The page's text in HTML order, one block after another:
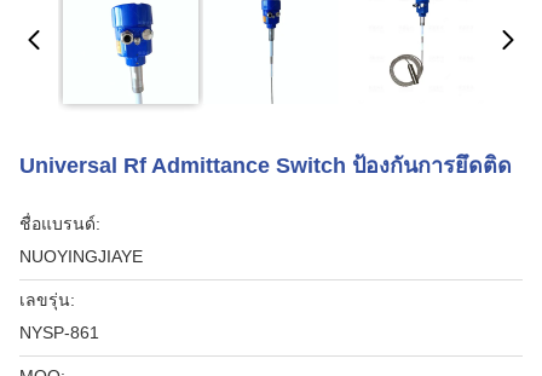
Universal Rf Admittance Switch ป้องกันการยึดติด
ชื่อแบรนด์:
NUOYINGJIAYE
เลขรุ่น:
NYSP-861